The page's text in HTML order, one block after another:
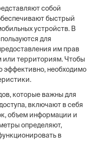
собой
быстрый
устройств. В
для
им прав
или территориям. Чтобы
необходимо
которые важны для
включают в себя
объем информации и
определяют,
в